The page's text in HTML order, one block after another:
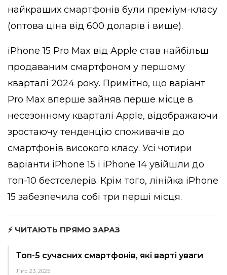
найкращих смартфонів були преміум-класу
(оптова ціна від 600 доларів і вище).
iPhone 15 Pro Max від Apple став найбільш
продаваним смартфоном у першому
кварталі 2024 року. Примітно, що варіант
Pro Max вперше зайняв перше місце в
несезонному кварталі Apple, відображаючи
зростаючу тенденцію споживачів до
смартфонів високого класу. Усі чотири
варіанти iPhone 15 і iPhone 14 увійшли до
топ-10 бестселерів. Крім того, лінійка iPhone
15 забезпечила собі три перші місця.
⚡ ЧИТАЮТЬ ПРЯМО ЗАРАЗ
Топ-5 сучасних смартфонів, які варті уваги
Лис 23, 2025